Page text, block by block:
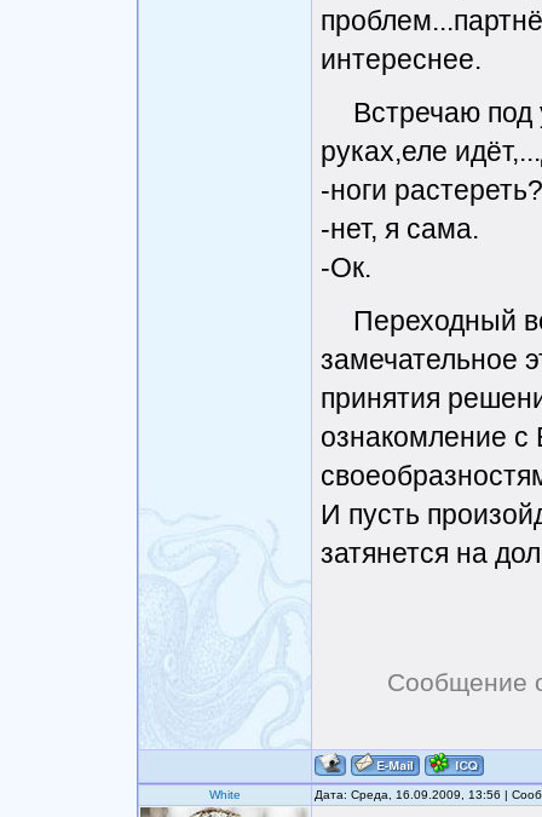
интереснее.
Встречаю под
руках,еле
-ноги растереть?
-нет, я сама.
-Ок.
Переходный
замечательное
принятия
ознакомление
И пусть
затянется на
Сообщение
White Дата: Среда, 16.09.2009, 13:56 |